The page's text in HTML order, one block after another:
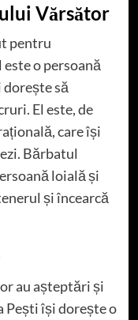
Vărsător
pentru
o persoană
dorește să
El este, de
care își
Bărbatul
loială și
și încearcă
au așteptări și
Pești își dorește o